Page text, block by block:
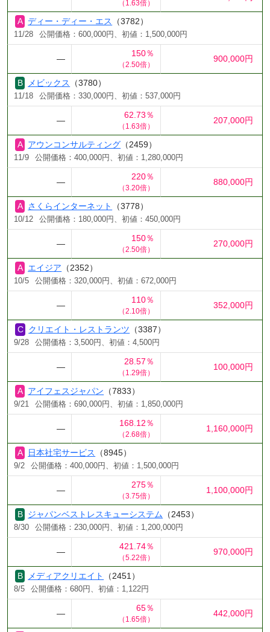
（1.63倍）
ディー・ディー・エス （3782）
11/28 公開価格：600,000円、初値：1,500,000円
―
150％
（2.50倍）
900,000円
メビックス （3780）
11/18 公開価格：330,000円、初値：537,000円
―
62.73％
（1.63倍）
207,000円
アウンコンサルティング （2459）
11/9 公開価格：400,000円、初値：1,280,000円
―
220％
（3.20倍）
880,000円
さくらインターネット （3778）
10/12 公開価格：180,000円、初値：450,000円
―
150％
（2.50倍）
270,000円
エイジア （2352）
10/5 公開価格：320,000円、初値：672,000円
―
110％
（2.10倍）
352,000円
クリエイト・レストランツ （3387）
9/28 公開価格：3,500円、初値：4,500円
―
28.57％
（1.29倍）
100,000円
アイフェスジャパン （7833）
9/21 公開価格：690,000円、初値：1,850,000円
―
168.12％
（2.68倍）
1,160,000円
日本社宅サービス （8945）
9/2 公開価格：400,000円、初値：1,500,000円
―
275％
（3.75倍）
1,100,000円
ジャパンベストレスキューシステム （2453）
8/30 公開価格：230,000円、初値：1,200,000円
―
421.74％
（5.22倍）
970,000円
メディアクリエイト （2451）
8/5 公開価格：680円、初値：1,122円
―
65％
（1.65倍）
442,000円